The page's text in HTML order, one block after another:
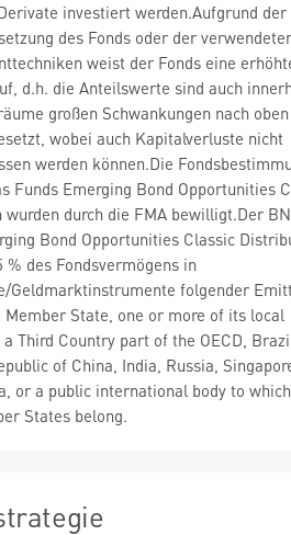
investiert werden.Aufgrund der
des Fonds oder der
weist der Fonds eine
d.h. die Anteilswerte sind auch
großen Schwankungen nach
wobei auch Kapitalverluste nicht
werden können.Die
Funds Emerging Bond Opportunities
durch die FMA bewilligt.Der
Bond Opportunities Classic
% des Fondsvermögens in
Geldmarktinstrumente folgender
Member State, one or more of its local
Third Country part of the OECD,
of China, India, Russia,
or a public international body to
States belong.